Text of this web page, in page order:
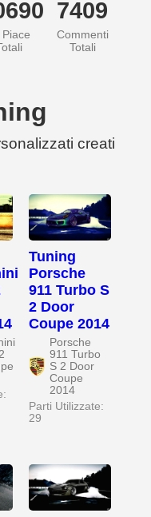
Piace
7409
Commenti
Totali
creati
Tuning
Porsche
911 Turbo S
2 Door
Coupe 2014
Porsche
911 Turbo
S 2 Door
Coupe
2014
Parti Utilizzate:
29